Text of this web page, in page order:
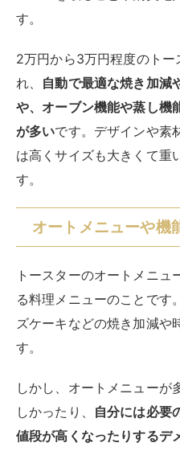
す。
2万円から3万円程度のト
れ、 自動で最適な焼き加減
や、オーブン機能や蒸し機
が多いです。デザインや素
は高くサイズも大きくて重
す。
オートメニューや機
トースターのオートメニ
る料理メニューのことです
ズケーキなどの焼き加減や
す。
しかし、オートメニューが
しかったり、
自分には必要
値段が高くなったりするデ